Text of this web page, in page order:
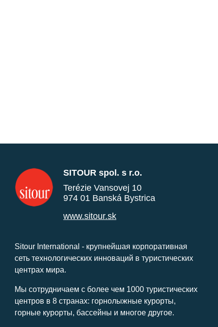
SITOUR spol. s r.o.
Terézie Vansovej 10
974 01 Banská Bystrica
www.sitour.sk
Sitour International - крупнейшая корпоративная
сеть технологических инноваций в туристических
центрах мира.
Мы сотрудничаем с более чем 1000 туристических
центров в 8 странах: горнолыжные курорты,
горные курорты, бассейны и многое другое.